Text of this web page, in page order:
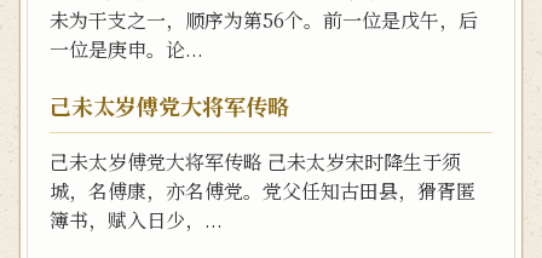
未为干支之一，顺序为第56个。前一位是戊午，后
一位是庚申。论...
己未太岁傅党大将军传略
己未太岁傅党大将军传略 己未太岁宋时降生于须
城，名傅康，亦名傅党。党父任知古田县，猾胥匿
簿书，赋入日少，...